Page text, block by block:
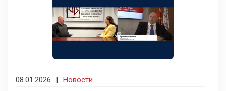
08.01.2026 | Новости